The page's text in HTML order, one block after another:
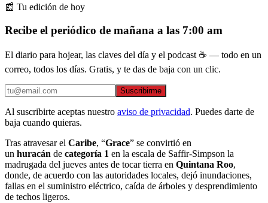
📰 Tu edición de hoy
Recibe el periódico de mañana a las 7:00 am
El diario para hojear, las claves del día y el podcast ☕ — todo en un
correo, todos los días. Gratis, y te das de baja con un clic.
Suscribirme
Al suscribirte aceptas nuestro aviso de privacidad. Puedes darte de
baja cuando quieras.
Tras atravesar el Caribe, “Grace” se convirtió en
un huracán de categoría 1 en la escala de Saffir-Simpson la
madrugada del jueves antes de tocar tierra en Quintana Roo,
donde, de acuerdo con las autoridades locales, dejó inundaciones,
fallas en el suministro eléctrico, caída de árboles y desprendimiento
de techos ligeros.